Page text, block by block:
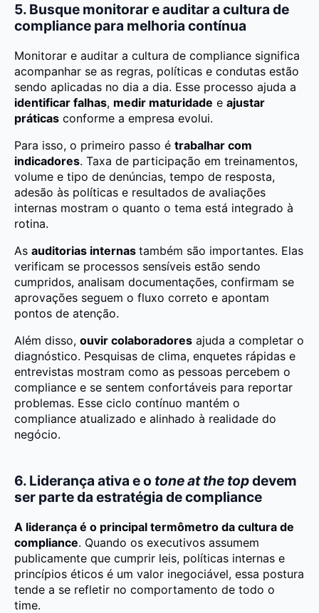
5. Busque monitorar e auditar a cultura de
compliance para melhoria contínua
Monitorar e auditar a cultura de compliance significa
acompanhar se as regras, políticas e condutas estão
sendo aplicadas no dia a dia. Esse processo ajuda a
identificar falhas, medir maturidade e ajustar
práticas conforme a empresa evolui.
Para isso, o primeiro passo é trabalhar com
indicadores. Taxa de participação em treinamentos,
volume e tipo de denúncias, tempo de resposta,
adesão às políticas e resultados de avaliações
internas mostram o quanto o tema está integrado à
rotina.
As auditorias internas também são importantes. Elas
verificam se processos sensíveis estão sendo
cumpridos, analisam documentações, confirmam se
aprovações seguem o fluxo correto e apontam
pontos de atenção.
Além disso, ouvir colaboradores ajuda a completar o
diagnóstico. Pesquisas de clima, enquetes rápidas e
entrevistas mostram como as pessoas percebem o
compliance e se sentem confortáveis para reportar
problemas. Esse ciclo contínuo mantém o
compliance atualizado e alinhado à realidade do
negócio.
6. Liderança ativa e o tone at the topdevem
ser parte da estratégia de compliance
A liderança é o principal termômetro da cultura de
compliance. Quando os executivos assumem
publicamente que cumprir leis, políticas internas e
princípios éticos é um valor inegociável, essa postura
tende a se refletir no comportamento de todo o
time.